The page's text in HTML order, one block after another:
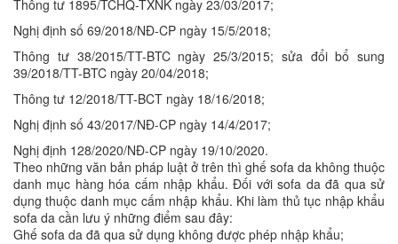
Thông tư 1895/TCHQ-TXNK ngày 23/03/2017;
Nghị định số 69/2018/NĐ-CP ngày 15/5/2018;
Thông tư 38/2015/TT-BTC ngày 25/3/2015; sửa đổi bổ sung
39/2018/TT-BTC ngày 20/04/2018;
Thông tư 12/2018/TT-BCT ngày 18/16/2018;
Nghị định số 43/2017/NĐ-CP ngày 14/4/2017;
Nghị định 128/2020/NĐ-CP ngày 19/10/2020.
Theo những văn bản pháp luật ở trên thì ghế sofa da không thuộc
danh mục hàng hóa cấm nhập khẩu. Đối với sofa da đã qua sử
dụng thuộc danh mục cấm nhập khẩu. Khi làm thủ tục nhập khẩu
sofa da cần lưu ý những điểm sau đây:
Ghế sofa da đã qua sử dụng không được phép nhập khẩu;